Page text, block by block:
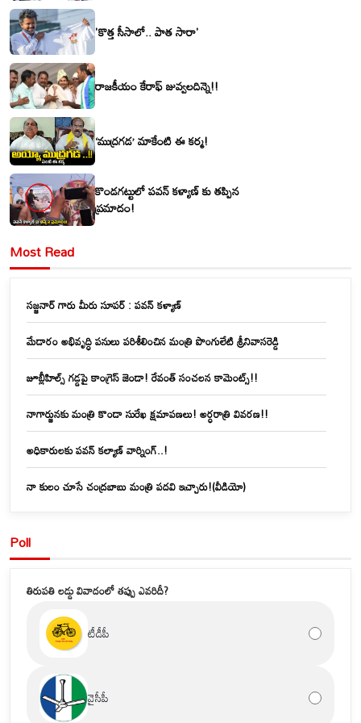
'కొత్త సీసాలో.. పాత సారా'
రాజకీయం కేరాఫ్ జువ్వలదిన్నె!!
‘ముద్రగడ’ మాకేంటి ఈ కర్మ!
కొండగట్టులో పవన్ కళ్యాణ్ కు తప్పిన
ప్రమాదం!
Most Read
సజ్జనార్ గారు మీరు సూపర్ : పవన్ కళ్యాణ్
మేడారం అభివృద్ధి పనులు పరిశీలించిన మంత్రి పొంగులేటి శ్రీనివాసరెడ్డి
జూబ్లీహిల్స్‌ గడ్డపై కాంగ్రెస్ జెండా! రేవంత్ సంచలన కామెంట్స్!!
నాగార్జునకు మంత్రి కొండా సురేఖ క్షమాపణలు! అర్ధరాత్రి వివరణ!!
అధికారులకు పవన్ కల్యాణ్ వార్నింగ్..!
నా కులం చూసే చంద్రబాబు మంత్రి పదవి ఇచ్చారు!(వీడియో)
Poll
తిరుపతి లడ్డు వివాదంలో తప్పు ఎవరిదీ?
టీడీపీ
వైసీపీ